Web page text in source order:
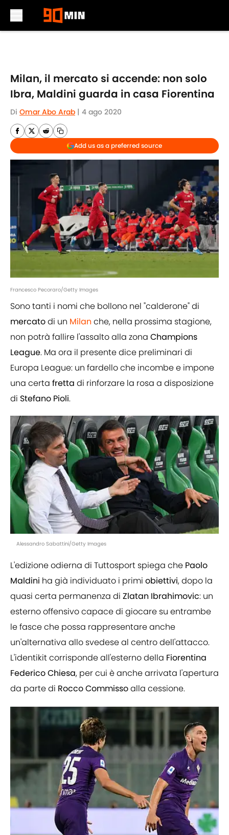
Milan, il mercato si accende: non solo
Ibra, Maldini guarda in casa Fiorentina
Di Omar Abo Arab | 4 ago 2020
Add us as a preferred source
Francesco Pecoraro/Getty Images
Sono tanti i nomi che bollono nel "calderone" di
mercatodi un Milan che, nella prossima stagione,
non potrà fallire l'assalto alla zona Champions
League. Ma ora il presente dice preliminari di
Europa League: un fardello che incombe e impone
una certa fretta di rinforzare la rosa a disposizione
di Stefano Pioli.
Alessandro Sabattini/Getty Images
L'edizione odierna di Tuttosport spiega che Paolo
Maldini ha già individuato i primi obiettivi, dopo la
quasi certa permanenza di Zlatan Ibrahimovic: un
esterno offensivo capace di giocare su entrambe
le fasce che possa rappresentare anche
un'alternativa allo svedese al centro dell'attacco.
L'identikit corrisponde all'esterno della Fiorentina
FedericoChiesa, per cui è anche arrivata l'apertura
da parte di RoccoCommissoalla cessione.